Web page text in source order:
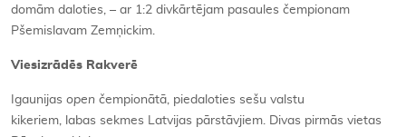
domām daloties, – ar 1:2 divkārtējam pasaules čempionam
Pšemislavam Zemņickim.
Viesizrādēs Rakverē
Igaunijas open čempionātā, piedaloties sešu valstu
kikeriem, labas sekmes Latvijas pārstāvjiem. Divas pirmās vietas